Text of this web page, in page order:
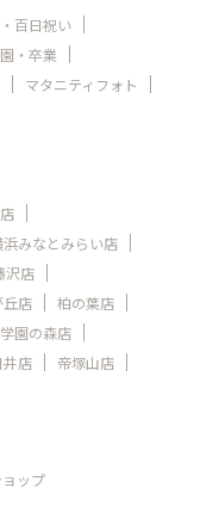
百日祝い
・卒業
マタニティフォト
浜みなとみらい店
沢店
丘店
柏の葉店
園の森店
井店
帝塚山店
ップ